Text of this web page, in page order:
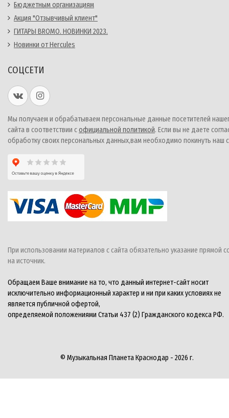
Бюджетным организациям
Акция "Отзывчивый клиент"
ГИТАРЫ BROMO. НОВИНКИ 2023.
Новинки от Hercules
СОЦСЕТИ
Мы получаем и обрабатываем персональные данные посетителей
сайта в соответствии софициальной политикой. Если вы не даете
обработку своих персональных данных,вам необходимо покинуть наш
При использовании материалов с сайта обязательно указание прямой
на источник.
Обращаем Ваше внимание на то, что данный интернет-сайт носит
исключительно информационный характер и ни при каких условиях не
является публичной офертой,
определяемой положениями Статьи 437 (2) Гражданского кодекса РФ.
© Музыкальная Планета Краснодар - 2026 г.